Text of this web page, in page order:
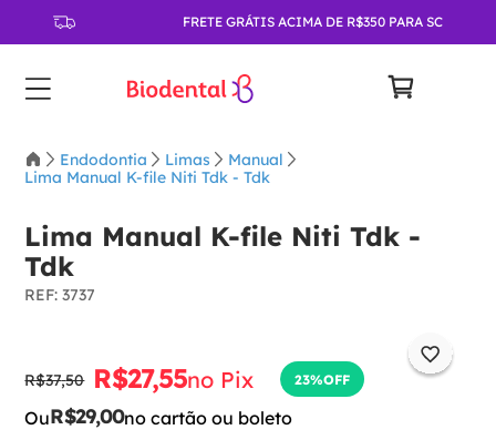
FRETE GRÁTIS ACIMA DE R$350 PARA SC
Endodontia Limas
Manual
Lima Manual K-file Niti Tdk - Tdk
Lima Manual K-file Niti Tdk -
Tdk
:3737
R$37,50 R$27,55no Pix 23%OFF
OuR$29,00no cartão ou boleto